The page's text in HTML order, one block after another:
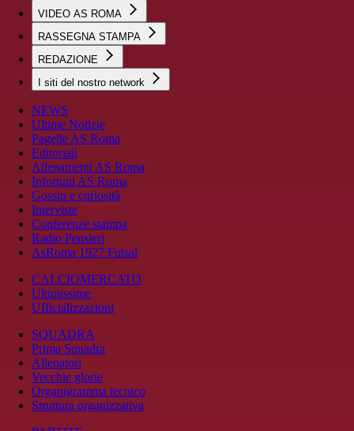
VIDEO AS ROMA
RASSEGNA STAMPA
REDAZIONE
I siti del nostro network
NEWS
Ultime Notizie
Pagelle AS Roma
Editoriali
Allenamenti AS Roma
Infortuni AS Roma
Gossip e curiosità
Interviste
Conferenze stampa
Radio Pensieri
AsRoma 1927 Futsal
CALCIOMERCATO
Ultimissime
Ufficializzazioni
SQUADRA
Prima Squadra
Allenatori
Vecchie glorie
Organigramma tecnico
Struttura organizzativa